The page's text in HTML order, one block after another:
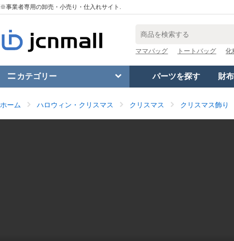
※事業者専用の卸売・小売り・仕入れサイト.
ママバッグ トートバッグ 化
カテゴリー パーツを探す 財
ホーム ハロウィン・クリスマス クリスマス クリスマス飾り